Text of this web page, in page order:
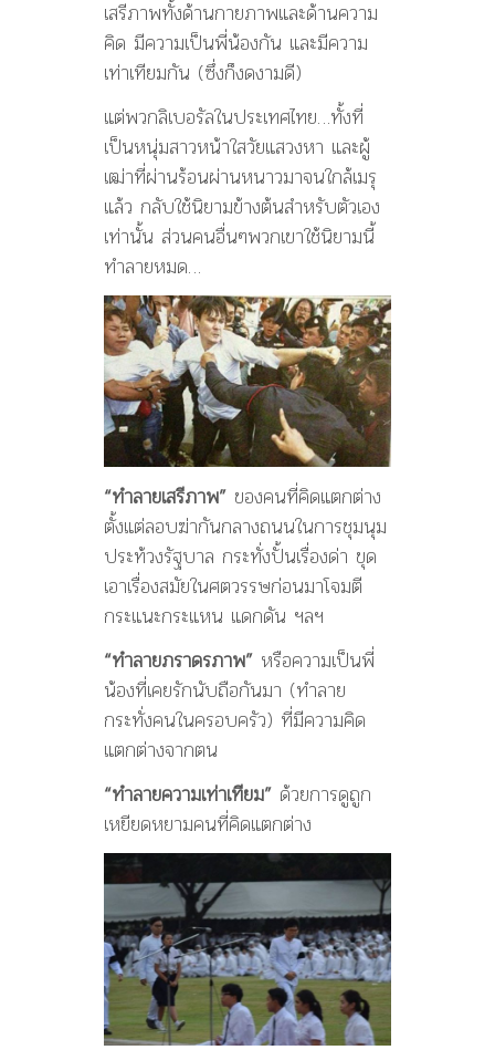
เสรีภาพทั้งด้านกายภาพและด้านความ
คิด มีความเป็นพี่น้องกัน และมีความ
เท่าเทียมกัน (ซึ่งก็งดงามดี)
แต่พวกลิเบอรัลในประเทศไทย…ทั้งที่
เป็นหนุ่มสาวหน้าใสวัยแสวงหา และผู้
เฒ่าที่ผ่านร้อนผ่านหนาวมาจนใกล้เมรุ
แล้ว กลับใช้นิยามข้างต้นสำหรับตัวเอง
เท่านั้น ส่วนคนอื่นๆพวกเขาใช้นิยามนี้
ทำลายหมด…
“ทำลายเสรีภาพ” ของคนที่คิดแตกต่าง
ตั้งแต่ลอบฆ่ากันกลางถนนในการชุมนุม
ประท้วงรัฐบาล กระทั่งปั้นเรื่องด่า ขุด
เอาเรื่องสมัยในศตวรรษก่อนมาโจมตี
กระแนะกระแหน แดกดัน ฯลฯ
“ทำลายภราดรภาพ” หรือความเป็นพี่
น้องที่เคยรักนับถือกันมา (ทำลาย
กระทั่งคนในครอบครัว) ที่มีความคิด
แตกต่างจากตน
“ทำลายความเท่าเทียม” ด้วยการดูถูก
เหยียดหยามคนที่คิดแตกต่าง